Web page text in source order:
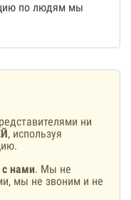
по людям мы
ни
, используя
с нами. Мы не
мы не звоним и не